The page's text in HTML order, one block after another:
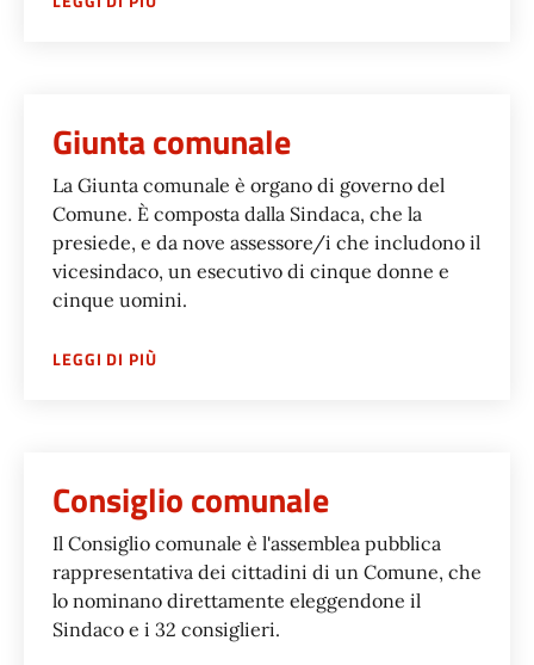
Giunta comunale
La Giunta comunale è organo di governo del
Comune. È composta dalla Sindaca, che la
presiede, e da nove assessore/i che includono il
vicesindaco, un esecutivo di cinque donne e
cinque uomini.
LEGGI DI PIÙSU
Consiglio comunale
Il Consiglio comunale è l'assemblea pubblica
rappresentativa dei cittadini di un Comune, che
lo nominano direttamente eleggendone il
Sindaco e i 32 consiglieri.